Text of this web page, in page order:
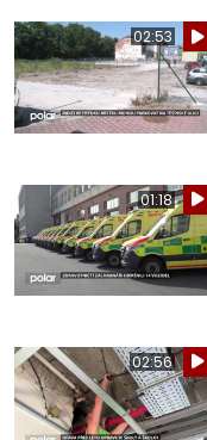
02:53
01:18
02:56